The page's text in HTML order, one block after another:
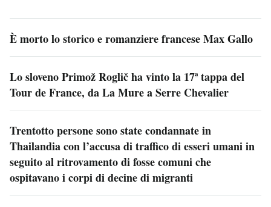
È morto lo storico e romanziere francese Max Gallo
Lo sloveno Primož Roglič ha vinto la 17ª tappa del
Tour de France, da La Mure a Serre Chevalier
Trentotto persone sono state condannate in
Thailandia con l’accusa di traffico di esseri umani in
seguito al ritrovamento di fosse comuni che
ospitavano i corpi di decine di migranti